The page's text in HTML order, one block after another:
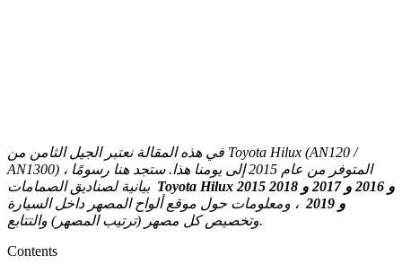
في هذه المقالة نعتبر الجيل الثامن من Toyota Hilux (AN120 /
AN1300) ، المتوفر من عام 2015 إلى يومنا هذا.
ستجد هنا رسومًا
بيانية لصناديق الصمامات Toyota Hilux 2015 و 2016 و 2017 و 2018
و 2019
، ومعلومات حول موقع ألواح المصهر داخل السيارة
وتخصيص كل مصهر (ترتيب المصهر) والتتابع.
Contents